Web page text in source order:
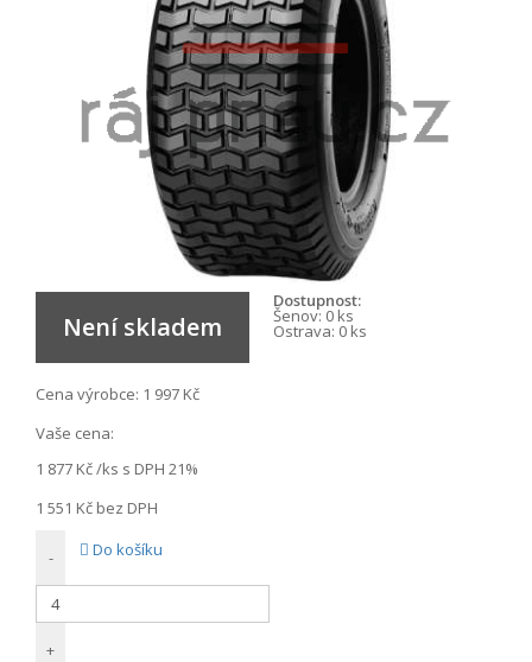
Není skladem
Dostupnost:
Šenov: 0 ks
Ostrava: 0 ks
Cena výrobce: 1 997 Kč
Vaše cena:
1 877 Kč/ks s DPH 21%
1 551 Kč bez DPH
-
+
Do košíku